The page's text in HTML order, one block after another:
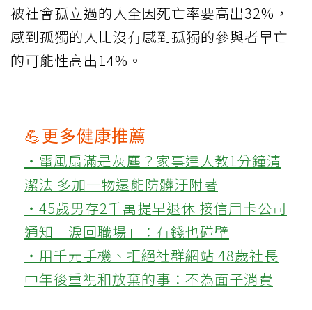
被社會孤立過的人全因死亡率要高出32%，
感到孤獨的人比沒有感到孤獨的參與者早亡
的可能性高出14%。
💪更多健康推薦
‧電風扇滿是灰塵？家事達人教1分鐘清
潔法 多加一物還能防髒汙附著
‧45歲男存2千萬提早退休 接信用卡公司
通知「淚回職場」：有錢也碰壁
‧用千元手機、拒絕社群網站 48歲社長
中年後重視和放棄的事：不為面子消費